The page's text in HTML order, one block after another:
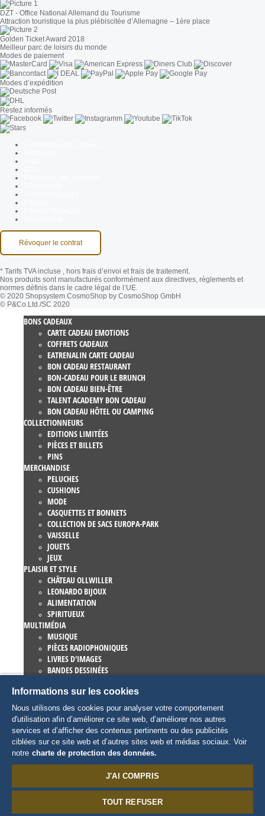
DZT - Office National Allemand du Tourisme
Attraction touristique la plus plébiscitée d’Allemagne – 1ère place
Golden Ticket Award 2018
Meilleur parc de loisirs du monde
Modes de paiement
Modes d’expédition
Restez informés
Révoquer le contrat
* Tarifs TVA incluse , hors frais d’envoi et frais de traitement.
Nos produits sont manufacturés conformément aux directives, règlements et
normes définis dans le cadre légal de l’UE.
© 2020 Shopsystem CosmoShop by CosmoShop GmbH
© P&Co.Ltd./SC 2020
BONS CADEAUX
CARTE CADEAU EMOTIONS
COFFRETS CADEAUX
EATRENALIN CARTE CADEAU
BON CADEAU RESTAURANT
BON-CADEAU POUR LE BRUNCH
BON CADEAU BIEN-ÊTRE
TALENT ACADEMY BON CADEAU
BON CADEAU HÔTEL OU CAMPING
COLLECTIONNEURS
EDITIONS LIMITÉES
PIÈCES ET BILLETS
PINS
MERCHANDISE
PELUCHES
CUSHIONS
MODE
CASQUETTES ET BONNETS
COLLECTION DE SACS EUROPA-PARK
VAISSELLE
JOUETS
JEUX
PLAISIR ET STYLE
CHÂTEAU OLLWILLER
LEONARDO BIJOUX
ALIMENTATION
SPIRITUEUX
MULTIMÉDIA
MUSIQUE
PIÈCES RADIOPHONIQUES
LIVRES D'IMAGES
BANDES DESSINÉES
EUROPA-PARK LIVRES
JEUX ET FILMS
COLLECTIONS
EUROPA-PARK ATTRACTIONS
TRAUMATICA – FESTIVAL OF FEAR
ARTICLES COLLECTORS
EATRENALIN
CHARACTERS
Informations sur les cookies
Nous utilisons des cookies pour analyser votre comportement
d'utilisation afin d’améliorer ce site web, d’améliorer nos autres
services et d’afficher des contenus pertinents ou des publicités
ciblées sur ce site web et d’autres sites web et médias sociaux. Voir
notre charte de protection des données.
J'AI COMPRIS
TOUT REFUSER